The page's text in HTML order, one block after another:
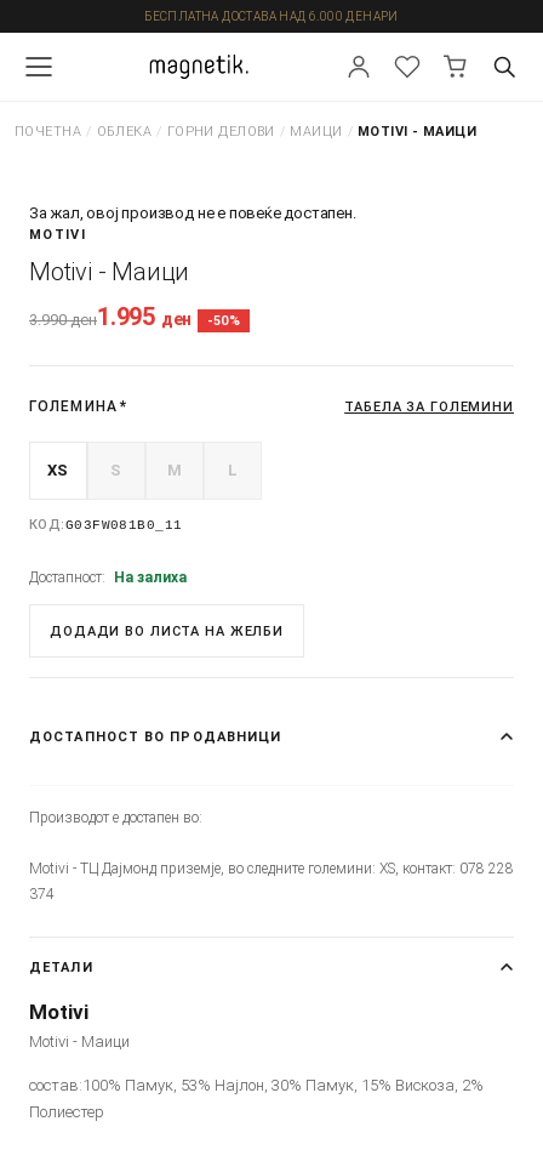
БЕСПЛАТНА ДОСТАВА НАД 6.000 ДЕНАРИ
ПОЧЕТНА / ОБЛЕКА / ГОРНИ ДЕЛОВИ / МАИЦИ / MOTIVI - МАИЦИ
За жал, овој производ не е повеќе достапен.
MOTIVI
Motivi - Маици
3.990ден1.995 ден -50%
ГОЛЕМИНА * ТАБЕЛА ЗА ГОЛЕМИНИ
XS S M L
КОД:G03FW081B0_11
Достапност: На залиха
ДОДАДИ ВО ЛИСТА НА ЖЕЛБИ
ДОСТАПНОСТ ВО ПРОДАВНИЦИ
Производот е достапен во:
Motivi - ТЦ Дајмонд приземје, во следните големини: XS, контакт: 078 228
374
ДЕТАЛИ
Motivi
Motivi - Маици
состав:100% Памук, 53% Најлон, 30% Памук, 15% Вискоза, 2%
Полиестер